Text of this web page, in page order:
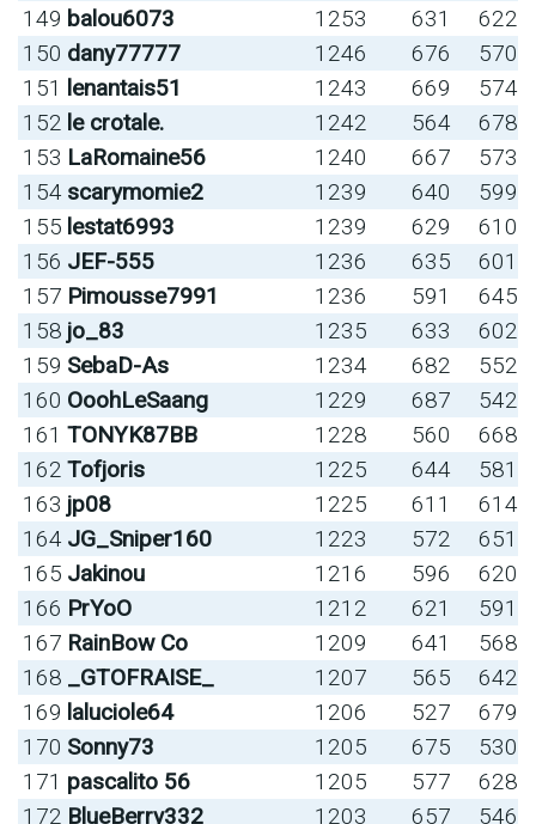
149 balou6073 1253 631
622
150 dany77777 1246 676
570
151 lenantais51 1243 669
574
152 le crotale. 1242 564
678
153 LaRomaine56 1240 667
573
154 scarymomie2 1239 640
599
155 lestat6993 1239 629
610
156 JEF-555 1236 635
601
157 Pimousse7991 1236 591
645
158 jo_83 1235 633
602
159 SebaD-As 1234 682
552
160 OoohLeSaang 1229 687
542
161 TONYK87BB 1228 560
668
162 Tofjoris 1225 644
581
163 jp08 1225 611
614
164 JG_Sniper160 1223 572
651
165 Jakinou 1216 596
620
166 PrYoO 1212 621
591
167 RainBow Co 1209 641
568
168 _GTOFRAISE_ 1207 565
642
169 laluciole64 1206 527
679
170 Sonny73 1205 675
530
171 pascalito 56 1205 577
628
172 BlueBerry332 1203 657
546